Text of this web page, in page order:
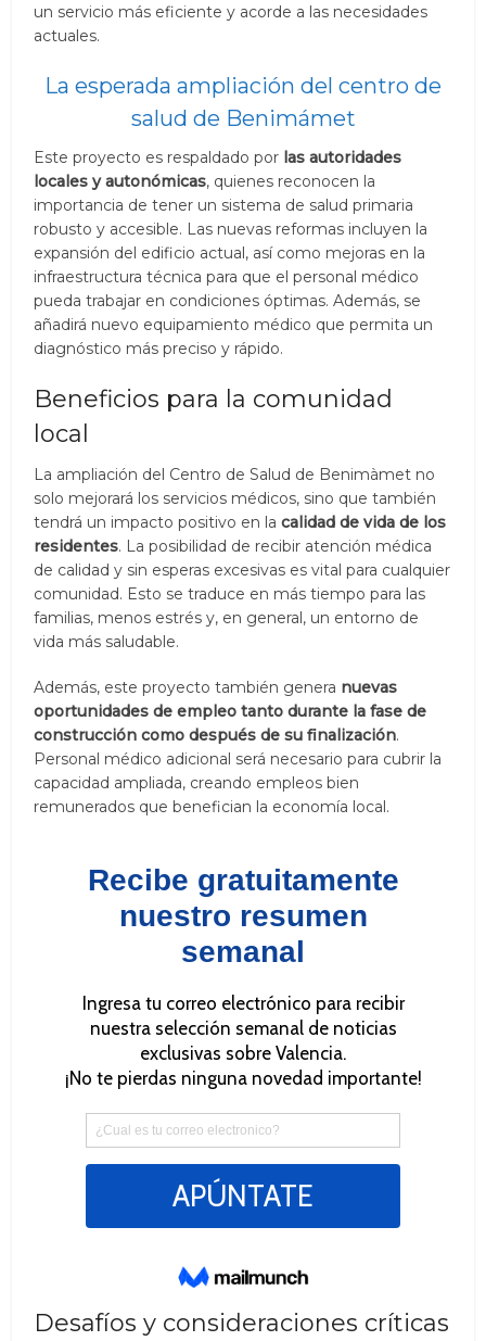
un servicio más eficiente y acorde a las necesidades
actuales.
La esperada ampliación del centro de
salud de Benimámet
Este proyecto es respaldado por las autoridades
locales y autonómicas, quienes reconocen la
importancia de tener un sistema de salud primaria
robusto y accesible. Las nuevas reformas incluyen la
expansión del edificio actual, así como mejoras en la
infraestructura técnica para que el personal médico
pueda trabajar en condiciones óptimas. Además, se
añadirá nuevo equipamiento médico que permita un
diagnóstico más preciso y rápido.
Beneficios para la comunidad
local
La ampliación del Centro de Salud de Benimàmet no
solo mejorará los servicios médicos, sino que también
tendrá un impacto positivo en lacalidad de vida de los
residentes. La posibilidad de recibir atención médica
de calidad y sin esperas excesivas es vital para cualquier
comunidad. Esto se traduce en más tiempo para las
familias, menos estrés y, en general, un entorno de
vida más saludable.
Además, este proyecto también genera nuevas
oportunidades de empleo tanto durante la fase de
construcción como después de su finalización.
Personal médico adicional será necesario para cubrir la
capacidad ampliada, creando empleos bien
remunerados que benefician la economía local.
Desafíos y consideraciones críticas